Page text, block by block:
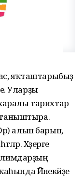
яҡташтарыбыҙ
Уларҙы
тарихтар
таныштыра.
алып барып,
Хәҙерге
Йәнекәйҙе